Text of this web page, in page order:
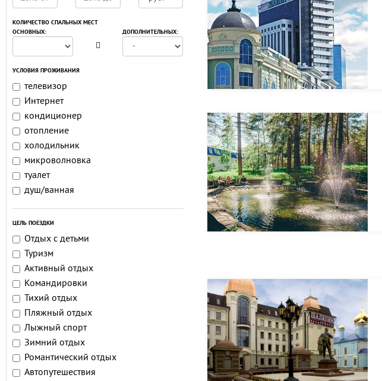
КОЛИЧЕСТВО СПАЛЬНЫХ МЕСТ
ОСНОВНЫХ:
ДОПОЛНИТЕЛЬНЫХ:
УСЛОВИЯ ПРОЖИВАНИЯ
телевизор
Интернет
кондиционер
отопление
холодильник
микроволновка
туалет
душ/ванная
ЦЕЛЬ ПОЕЗДКИ
Отдых с детьми
Туризм
Активный отдых
Командировки
Тихий отдых
Пляжный отдых
Лыжный спорт
Зимний отдых
Романтический отдых
Автопутешествия